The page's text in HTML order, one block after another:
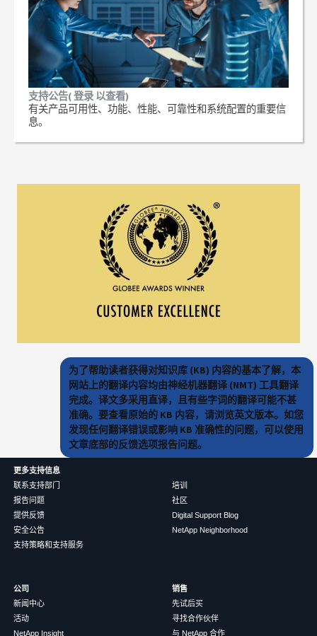
支持公告( 登录 以查看)
有关产品可用性、功能、性能、可靠性和系统配置的重要信
息。
为了帮助读者获得对知识库 (KB) 内容的基本了解，本
网站上的翻译内容均由神经机器翻译 (NMT) 工具翻译
完成。译文多采用直译，且有些字词的翻译可能不甚
准确。要查看原始的 KB 内容，请浏览英文版本。如您
发现任何翻译错误或影响 KB 准确性的问题，可以使用
文章底部的反馈选项报告问题。
更多支持信息
联系支持部门
报告问题
提供反馈
安全公告
支持策略和支持服务
培训
社区
Digital Support Blog
NetApp Neighborhood
公司
新闻中心
活动
NetApp Insight
销售
先试后买
寻找合作伙伴
与 NetApp 合作